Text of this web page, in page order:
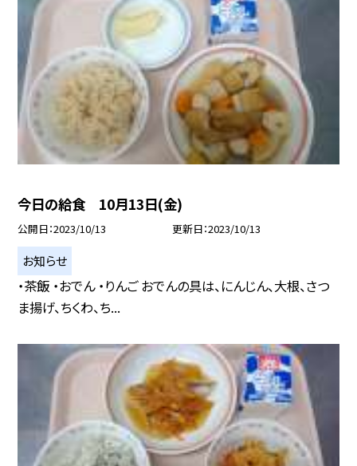
今日の給食 10月13日(金)
公開日 2023/10/13 更新日 2023/10/13
お知らせ
・茶飯 ・おでん ・りんご おでんの具は、にんじん、大根、さつ
ま揚げ、ちくわ、ち...